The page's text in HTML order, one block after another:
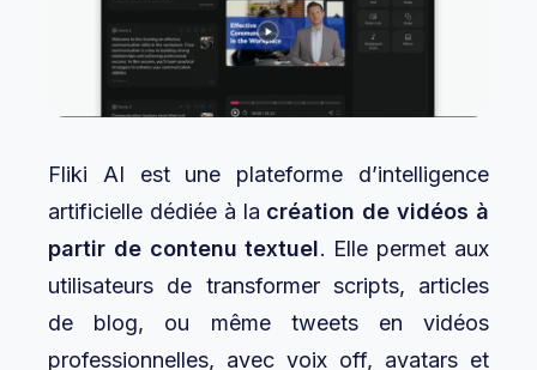
Fliki AI est une plateforme d’intelligence
artificielle dédiée à la création de vidéos à
partir de contenu textuel. Elle permet aux
utilisateurs de transformer scripts, articles
de blog, ou même tweets en vidéos
professionnelles, avec voix off, avatars et